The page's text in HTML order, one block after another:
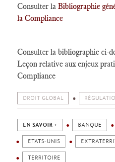
Consulter la Bibliographie
la Compliance
Consulter la bibliographie ci-
Leçon relative aux enjeux
Compliance
DROIT GLOBAL
EN SAVOIR + BANQUE
ETATS-UNIS
TERRITOIRE